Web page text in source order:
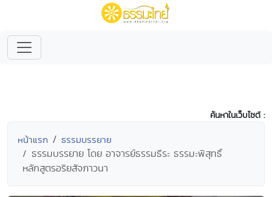
ค้นหาในเว็บไซต์ :
หน้าแรก ธรรมบรรยาย
ธรรมบรรยาย โดย อาจารย์ธรรมธีระ ธรรมะพิสุทธิ์
หลักสูตรอริยสัจภาวนา